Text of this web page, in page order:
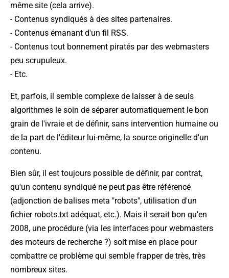
même site (cela arrive).
- Contenus syndiqués à des sites partenaires.
- Contenus émanant d'un fil RSS.
- Contenus tout bonnement piratés par des webmasters
peu scrupuleux.
- Etc.
Et, parfois, il semble complexe de laisser à de seuls
algorithmes le soin de séparer automatiquement le bon
grain de l'ivraie et de définir, sans intervention humaine ou
de la part de l'éditeur lui-même, la source originelle d'un
contenu.
Bien sûr, il est toujours possible de définir, par contrat,
qu'un contenu syndiqué ne peut pas être référencé
(adjonction de balises meta "robots", utilisation d'un
fichier robots.txt adéquat, etc.). Mais il serait bon qu'en
2008, une procédure (via les interfaces pour webmasters
des moteurs de recherche ?) soit mise en place pour
combattre ce problème qui semble frapper de très, très
nombreux sites.